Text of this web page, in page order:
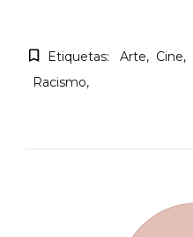
Etiquetas: Arte Cine
Racismo